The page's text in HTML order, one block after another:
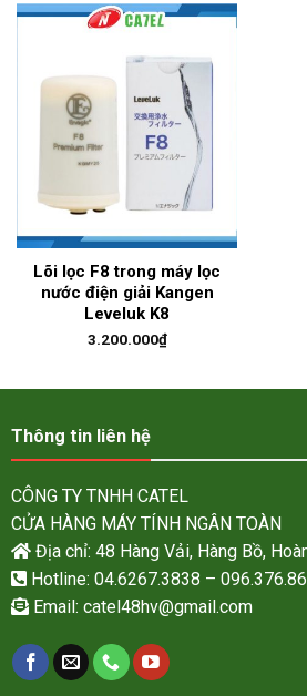
Lõi lọc F8 trong máy lọc
nước điện giải Kangen
Leveluk K8
3.200.000₫
Thông tin liên hệ
CÔNG TY TNHH CATEL
CỬA HÀNG MÁY TÍNH NGÂN TOÀN
Địa chỉ: 48 Hàng Vải, Hàng Bồ,
Hotline: 04.6267.3838 –
Email: catel48hv@gmail.com